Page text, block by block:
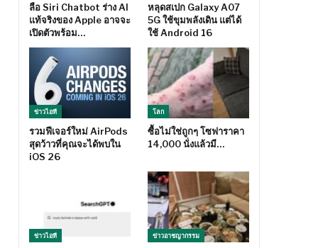
ลือ Siri Chatbot ร่าง AI
แท้จริงของ Apple อาจจะ
เปิดตัวพร้อม…
หลุดสเปก Galaxy A07
5G ใช้ขุมพลังเดิน แต่ได้
ใช้ Android 16
ข่าวไอที
รวมฟีเจอร์ใหม่ AirPods
สุดว้าวที่คุณจะได้พบใน
iOS 26
โลก
ซื้อไม่ใช่ถูกๆ โซฟาราคา
14,000 นั่งแล้วมี…
ข่าวไอที ข่าวอาชญากรรม